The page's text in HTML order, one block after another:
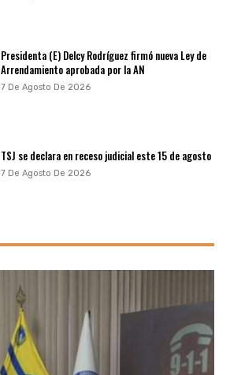
Presidenta (E) Delcy Rodríguez firmó nueva Ley de
Arrendamiento aprobada por la AN
7 De Agosto De 2026
TSJ se declara en receso judicial este 15 de agosto
7 De Agosto De 2026